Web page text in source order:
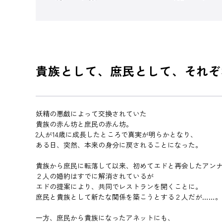
貴族として、庶民として、それ
妖精の悪戯によって交換されていた
貴族の赤ん坊と庶民の赤ん坊。
2人が14歳に成長したところで真実が明らかとなり、
ある日、突然、本来の身分に戻されることになった。
貴族から庶民に転落して以来、初めてエドと再会したアンナ
２人の婚約はすでに解消されているが
エドの提案により、共同でレストランを開くことに。
庶民と貴族として新たな関係を築こうとする２人だが……。
一方、庶民から貴族になったアネットにも、